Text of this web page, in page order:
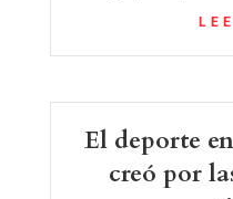
El deporte
creó por